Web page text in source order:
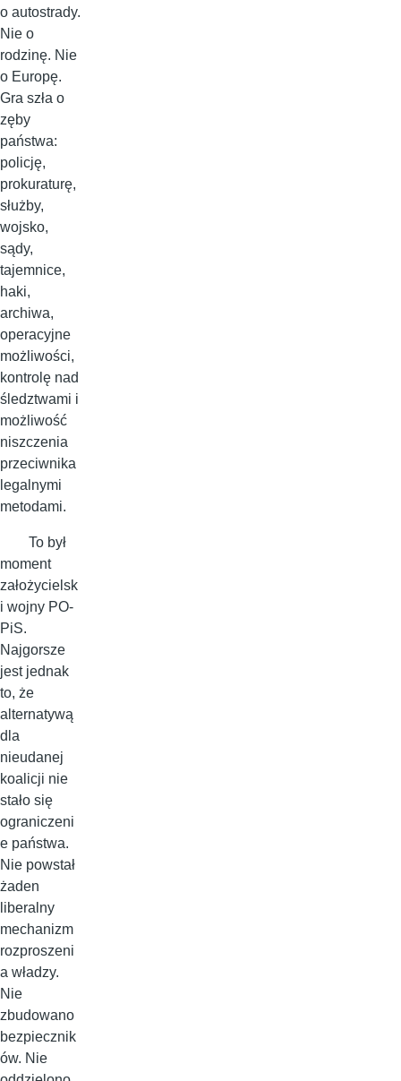
o autostrady.
Nie o
rodzinę. Nie
o Europę.
Gra szła o
zęby
państwa:
policję,
prokuraturę,
służby,
wojsko,
sądy,
tajemnice,
haki,
archiwa,
operacyjne
możliwości,
kontrolę nad
śledztwami i
możliwość
niszczenia
przeciwnika
legalnymi
metodami.
To był
moment
założycielsk
i wojny PO-
PiS.
Najgorsze
jest jednak
to, że
alternatywą
dla
nieudanej
koalicji nie
stało się
ograniczeni
e państwa.
Nie powstał
żaden
liberalny
mechanizm
rozproszeni
a władzy.
Nie
zbudowano
bezpiecznik
ów. Nie